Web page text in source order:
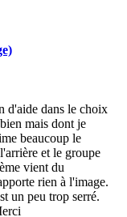
d'aide dans le choix
mais dont je
beaucoup le
et le groupe
vient du
rien à l'image.
un peu trop serré.